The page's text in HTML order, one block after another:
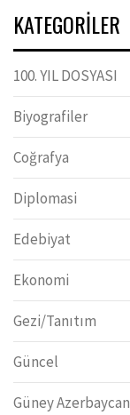
KATEGORILER
100. YIL DOSYASI
Biyografiler
Coğrafya
Diplomasi
Edebiyat
Ekonomi
Gezi/Tanıtım
Güncel
Güney Azerbaycan